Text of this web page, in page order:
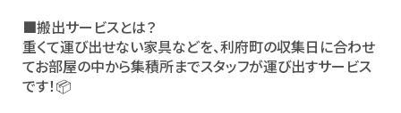
■搬出サービスとは？
重くて運び出せない家具などを、利府町の収集日に合わせ
てお部屋の中から集積所までスタッフが運び出すサービス
です！📦